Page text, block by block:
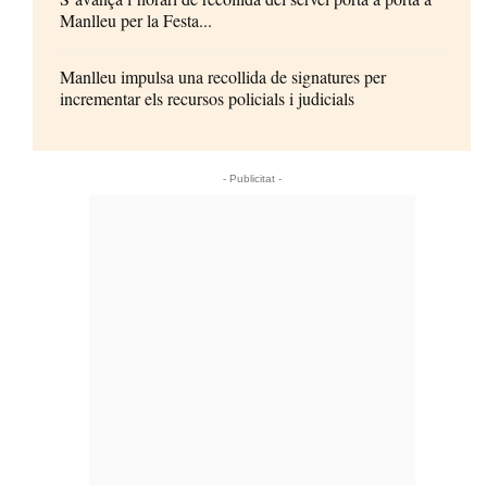
Manlleu per la Festa...
Manlleu impulsa una recollida de signatures per
incrementar els recursos policials i judicials
- Publicitat -